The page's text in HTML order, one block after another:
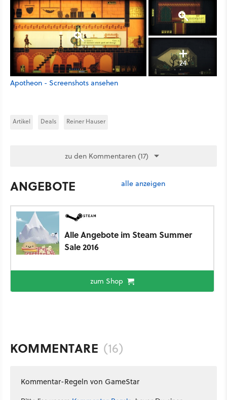
24
Apotheon - Screenshots ansehen
Artikel Deals Reiner Hauser
zu den Kommentaren (17)
ANGEBOTE alle anzeigen
Alle Angebote im Steam Summer
Sale 2016
zum Shop
KOMMENTARE (16)
Kommentar-Regeln von GameStar